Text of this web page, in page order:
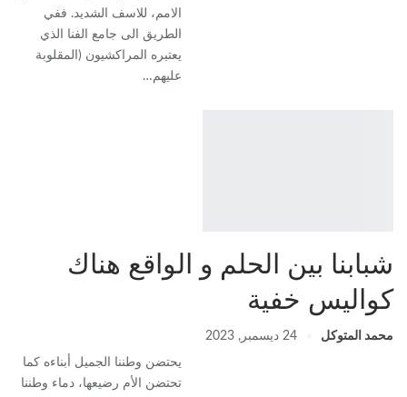
الامم، للاسف الشديد. ففي
الطريق الى جامع الفنا الذي
يعتبره المراكشيون (المقلوبة
عليهم…
شبابنا بين الحلم و الواقع هناك
كواليس خفية
محمد المتوكل 24 ديسمبر, 2023
يحتضن وطننا الجميل أبناءه كما
تحتضن الأم رضيعها، دماء وطننا